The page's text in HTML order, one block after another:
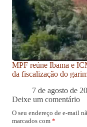
MPF reúne Ibama e
da fiscalização do
7 de agosto de
Deixe um comentário
O seu endereço de e-mail
marcados com *